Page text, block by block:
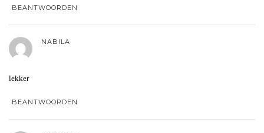
BEANTWOORDEN
NABILA
lekker
BEANTWOORDEN